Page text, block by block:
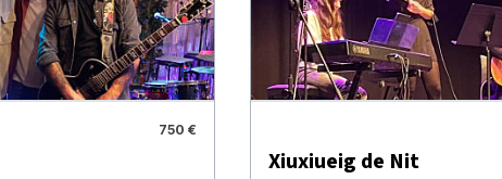
750 €
Xiuxiueig de Nit